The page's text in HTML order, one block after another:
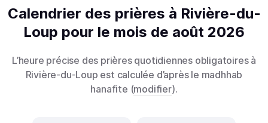
Calendrier des prières à Rivière-du-
Loup pour le mois de août 2026
L’heure précise des prières quotidiennes obligatoires à
Rivière-du-Loup est calculée d’après le madhhab
hanafite (modifier).